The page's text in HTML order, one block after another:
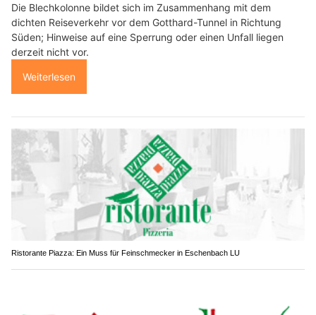
Die Blechkolonne bildet sich im Zusammenhang mit dem
dichten Reiseverkehr vor dem Gotthard-Tunnel in Richtung
Süden; Hinweise auf eine Sperrung oder einen Unfall liegen
derzeit nicht vor.
Weiterlesen
Ristorante Piazza: Ein Muss für Feinschmecker in Eschenbach LU